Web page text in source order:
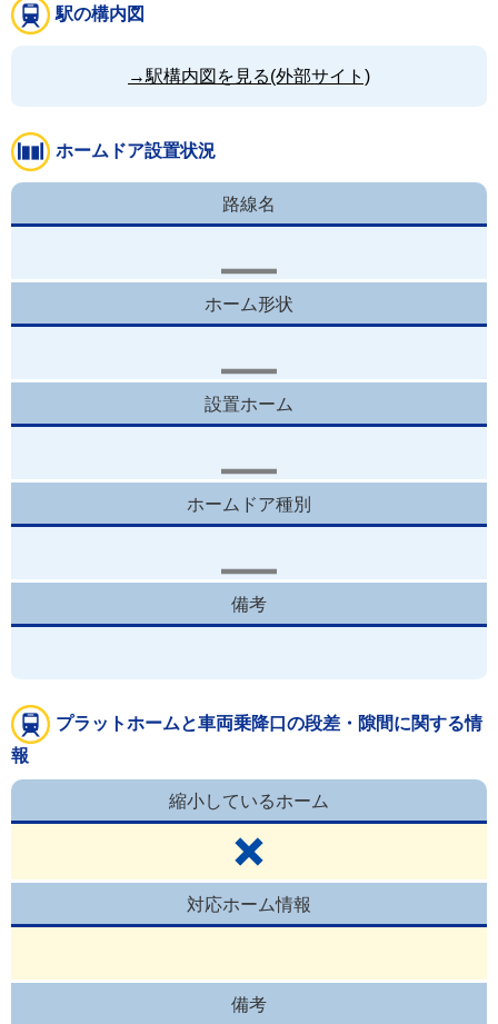
駅の構内図
→駅構内図を見る(外部サイト)
ホームドア設置状況
路線名
ホーム形状
設置ホーム
ホームドア種別
備考
プラットホームと車両乗降口の段差・隙間に関する情
報
縮小しているホーム
対応ホーム情報
備考